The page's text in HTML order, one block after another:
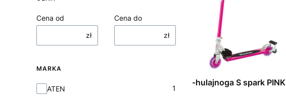
Cena od
zł
Cena do
zł
MARKA
Marka
ATEN 1
-hulajnoga S spark PINK